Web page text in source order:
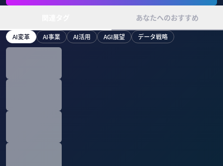
あなたへのおすすめ
AI変革 AI事業 AI活用 AGI展望 データ戦略